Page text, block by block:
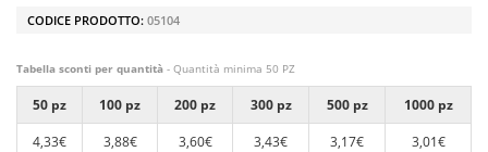
CODICE PRODOTTO: 05104
Tabella sconti per quantità - Quantità minima 50 PZ
50 pz 100 pz 200 pz 300 pz 500 pz
1000 pz
4,33€
3,88€ 3,60€ 3,43€ 3,17€ 3,01€